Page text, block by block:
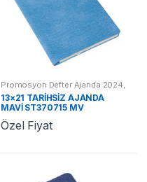
Promosyon Defter Ajanda 2024,
Promosyon 2024 Ajandalar
13×21 TARİHSİZ AJANDA
MAVİ ST370715 MV
Özel Fiyat